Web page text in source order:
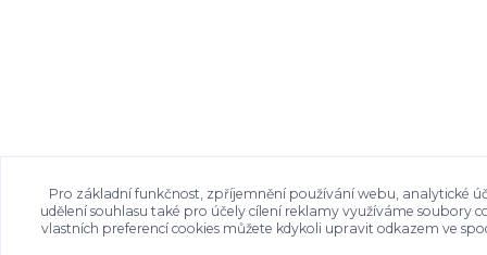
Pro základní funkčnost, zpříjemnění používání webu, analytické
udělení souhlasu také pro účely cílení reklamy využíváme soubory
vlastních preferencí cookies můžete kdykoli upravit odkazem ve